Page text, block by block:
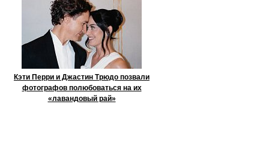
Кэти Перри и Джастин Трюдо позвали
фотографов полюбоваться на их
«лавандовый рай»